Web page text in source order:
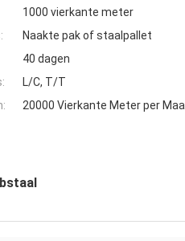
1000 vierkante meter
Naakte pak of staalpallet
40 dagen
L/C, T/T
20000 Vierkante Meter per